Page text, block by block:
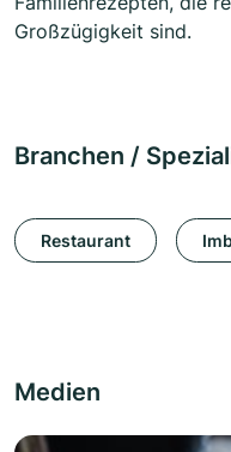
Großzügigkeit sind.
Branchen /
Restaurant
Medien